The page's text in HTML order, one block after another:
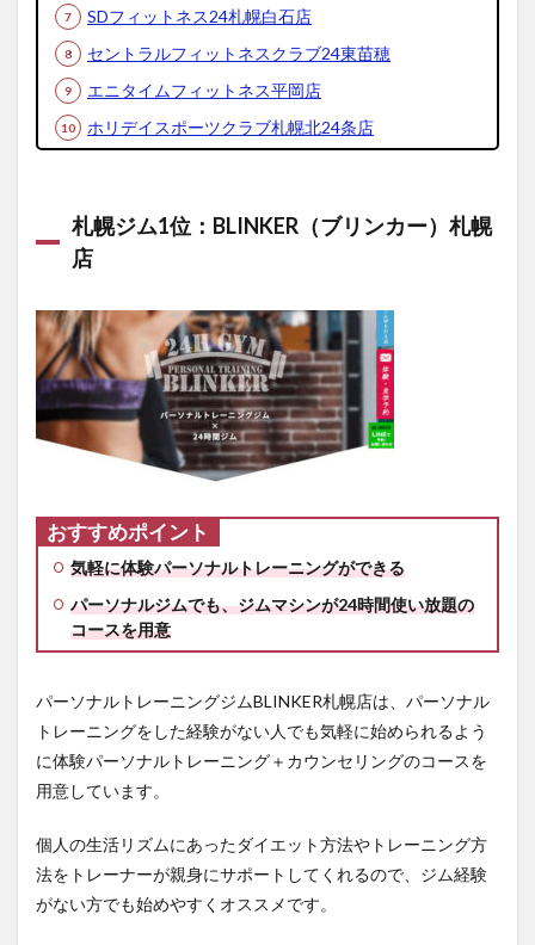
幌白石
舗情報
3.8
札幌
ジム8
ルフ
ィッ
トネ
ラブ
24東
苗穂
3.8.1
セント
ラルフ
ィット
東苗穂
の利用
料金
3.8.2
セント
ラルフ
ラブ24
東苗穂
の店舗
札幌
位：
エニ
SDフィットネス24札幌白石店
セントラルフィットネスクラブ24東苗穂
エニタイムフィットネス平岡店
ホリデイスポーツクラブ札幌北24条店
札幌ジム1位：BLINKER（ブリンカー）札幌
店
おすすめポイント
気軽に体験パーソナルトレーニングができる
パーソナルジムでも、ジムマシンが24時間使い放題の
コースを用意
パーソナルトレーニングジムBLINKER札幌店は、パーソナル
トレーニングをした経験がない人でも気軽に始められるよう
に体験パーソナルトレーニング＋カウンセリングのコースを
用意しています。
個人の生活リズムにあったダイエット方法やトレーニング方
法をトレーナーが親身にサポートしてくれるので、ジム経験
がない方でも始めやすくオススメです。